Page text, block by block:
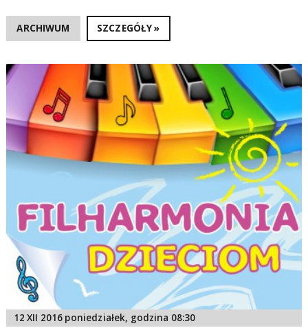
ARCHIWUM SZCZEGÓŁY »
12 XII 2016 poniedziałek, godzina 08:30